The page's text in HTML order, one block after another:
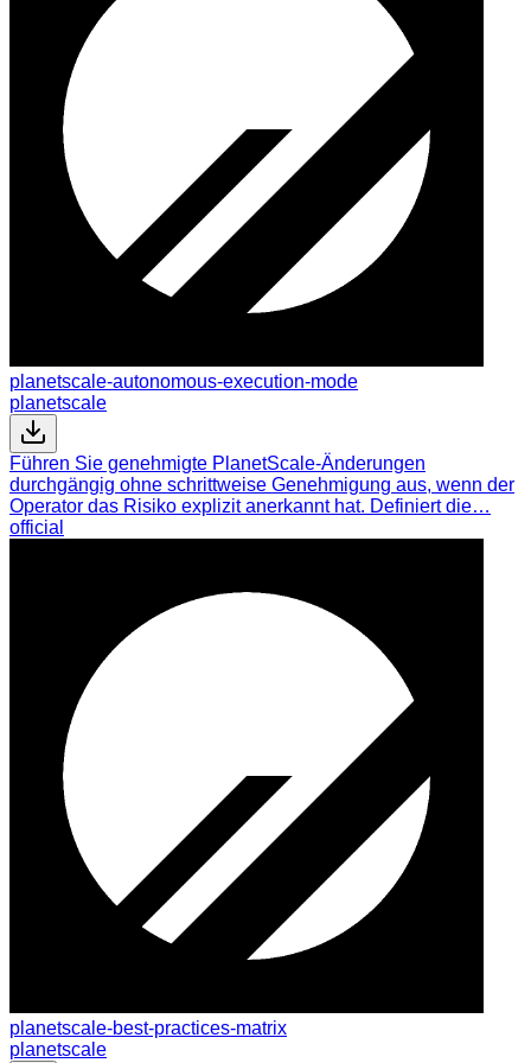
planetscale-autonomous-execution-mode
planetscale
Führen Sie genehmigte PlanetScale-Änderungen
durchgängig ohne schrittweise Genehmigung aus, wenn der
Operator das Risiko explizit anerkannt hat. Definiert die…
official
planetscale-best-practices-matrix
planetscale